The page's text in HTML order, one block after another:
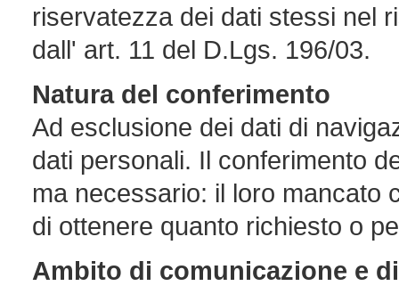
riservatezza dei dati stessi nel
dall' art. 11 del D.Lgs. 196/03.
Natura del conferimento
Ad esclusione dei dati di
dati personali. Il conferimento
ma necessario: il loro mancato
di ottenere quanto richiesto o
Ambito di comunicazione e